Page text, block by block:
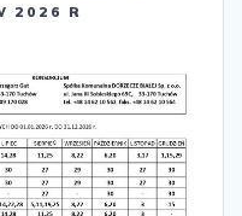
2026 R